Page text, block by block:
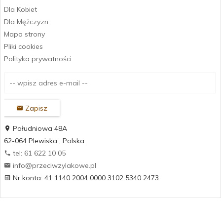
Dla Kobiet
Dla Mężczyzn
Mapa strony
Pliki cookies
Polityka prywatności
Zapisz
Południowa 48A
62-064 Plewiska , Polska
tel: 61 622 10 05
Nr konta: 41 1140 2004 0000 3102 5340 2473
info@przeciwzylakowe.pl